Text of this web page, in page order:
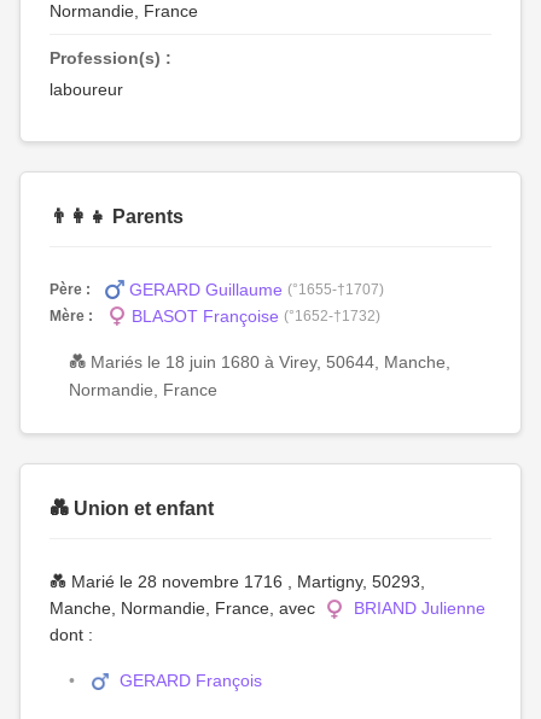
Normandie, France
Profession(s) :
laboureur
👨‍👩‍👧 Parents
Père : GERARD Guillaume (°1655-†1707)
Mère :
BLASOT Françoise (°1652-†1732)
💑 Mariés le 18 juin 1680 à Virey, 50644, Manche,
Normandie, France
💑 Union et enfant
💑 Marié le 28 novembre 1716 , Martigny, 50293,
Manche, Normandie, France, avec
BRIAND Julienne
dont :
GERARD François